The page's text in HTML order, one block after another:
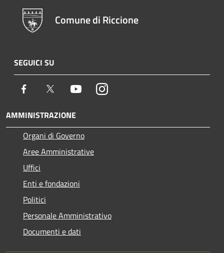
Comune di Riccione
SEGUICI SU
Facebook Twitter YoutubeInstagram
AMMINISTRAZIONE
Organi di Governo
Aree Amministrative
Uffici
Enti e fondazioni
Politici
Personale Amministrativo
Documenti e dati